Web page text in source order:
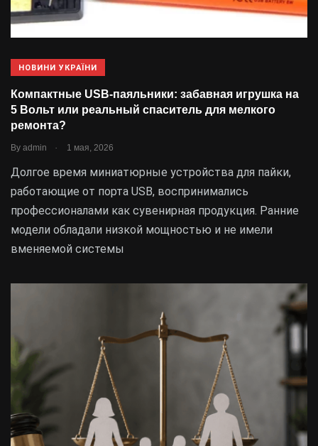
НОВИНИ УКРАЇНИ
Компактные USB-паяльники: забавная игрушка на
5 Вольт или реальный спаситель для мелкого
ремонта?
By admin . 1 мая, 2026
Долгое время миниатюрные устройства для пайки,
работающие от порта USB, воспринимались
профессионалами как сувенирная продукция. Ранние
модели обладали низкой мощностью и не имели
вменяемой системы